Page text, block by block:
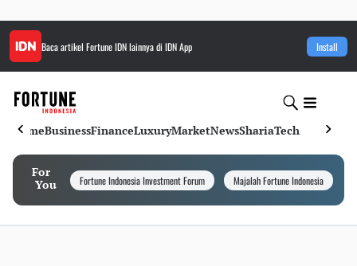
Baca artikel Fortune IDNlainnya di IDN App Install
HomeBusinessFinanceLuxuryMarketNewsShariaTech
For
You
Fortune Indonesia Investment Forum Majalah Fortune Indonesia